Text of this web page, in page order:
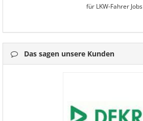
für LKW-Fahrer Jobs
Das sagen unsere Kunden